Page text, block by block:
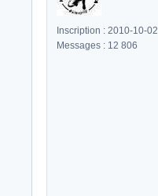
Inscription : 2010-10-02
Messages : 12 806